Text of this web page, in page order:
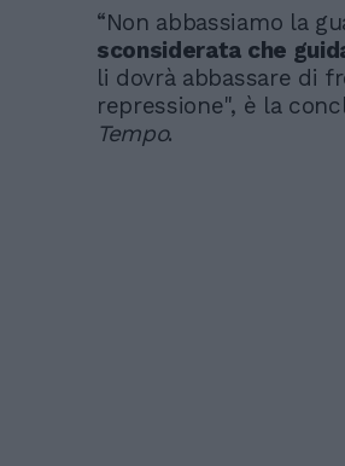
“Non abbassiamo la
sconsiderata che
li dovrà abbassare di
repressione", è la
Tempo.